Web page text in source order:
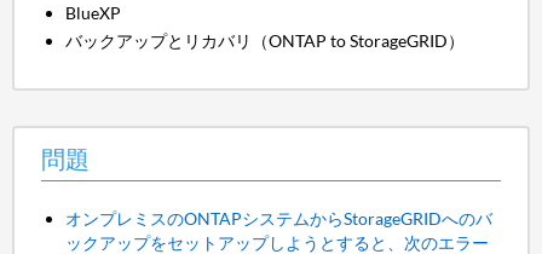
BlueXP
バックアップとリカバリ（ONTAP to StorageGRID）
問題
オンプレミスのONTAPシステムからStorageGRIDへのバ
ックアップをセットアップしようとすると、次のエラー